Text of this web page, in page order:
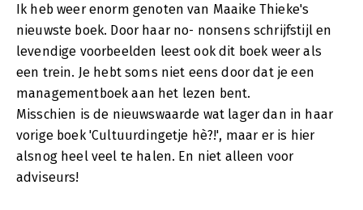
Ik heb weer enorm genoten van Maaike Thieke's
nieuwste boek. Door haar no- nonsens schrijfstijl en
levendige voorbeelden leest ook dit boek weer als
een trein. Je hebt soms niet eens door dat je een
managementboek aan het lezen bent.
Misschien is de nieuwswaarde wat lager dan in haar
vorige boek 'Cultuurdingetje hè?!', maar er is hier
alsnog heel veel te halen. En niet alleen voor
adviseurs!